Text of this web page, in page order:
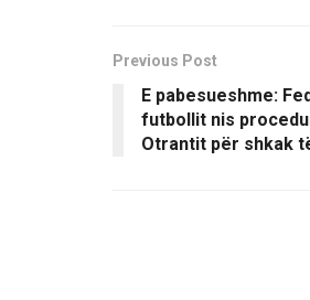
Previous Post
E pabesueshme:
futbollit nis
Otrantit për shkak